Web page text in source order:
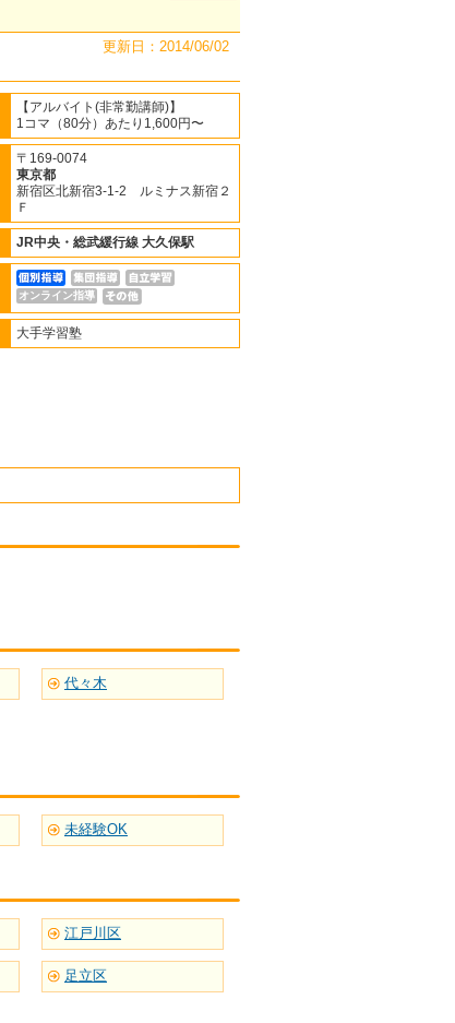
更新日：2014/06/02
【アルバイト(非常勤講師)】
1コマ（80分）あたり1,600円〜
〒169-0074
東京都
新宿区北新宿3-1-2 ルミナス新宿２
Ｆ
JR中央・総武緩行線 大久保駅
オンライン指導
大手学習塾
代々木
未経験OK
江戸川区
足立区